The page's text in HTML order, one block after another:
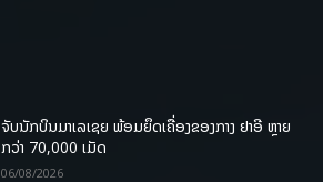
ຈັບນັກບິນມາເລເຊຍ ພ້ອມຍຶດເຄື່ອງຂອງກາງ ຢາອີ ຫຼາຍ
ກວ່າ 70,000 ເມັດ
06/08/2026